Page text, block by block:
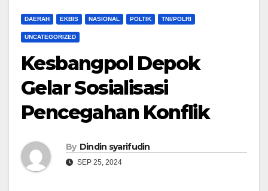
DAERAH EKBIS NASIONAL POLTIK TNI/POLRI
UNCATEGORIZED
Kesbangpol Depok
Gelar Sosialisasi
Pencegahan Konflik
By Dindin syarifudin
SEP 25, 2024